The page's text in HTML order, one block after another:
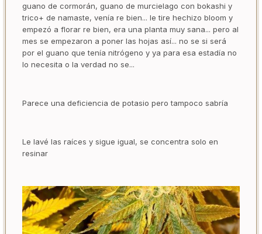
guano de cormorán, guano de murcielago con bokashi y
trico+ de namaste, venía re bien... le tire hechizo bloom y
empezó a florar re bien, era una planta muy sana... pero al
mes se empezaron a poner las hojas así... no se si será
por el guano que tenía nitrógeno y ya para esa estadía no
lo necesita o la verdad no se...
Parece una deficiencia de potasio pero tampoco sabría
Le lavé las raíces y sigue igual, se concentra solo en
resinar